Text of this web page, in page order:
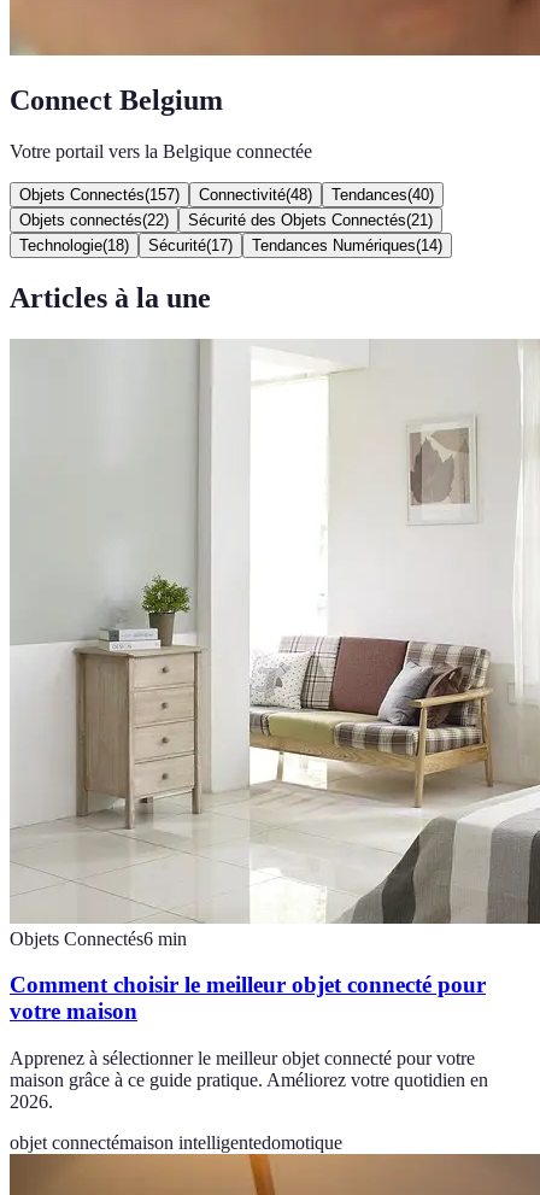
Connect Belgium
Votre portail vers la Belgique connectée
Objets Connectés(157) Connectivité(48) Tendances(40)
Objets connectés(22) Sécurité des Objets Connectés(21 )
Technologie(18) Sécurité(17) Tendances Numériques(14)
Articles à la une
Objets Connectés6 min
Comment choisir le meilleur objet connecté pour
votre maison
Apprenez à sélectionner le meilleur objet connecté pour votre
maison grâce à ce guide pratique. Améliorez votre quotidien en
2026.
objet connectémaison intelligentedomotique